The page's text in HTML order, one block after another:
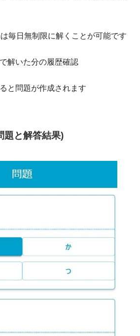
毎日無制限に解くことが可能です
解いた分の履歴確認
と問題が作成されます
題と解答結果)